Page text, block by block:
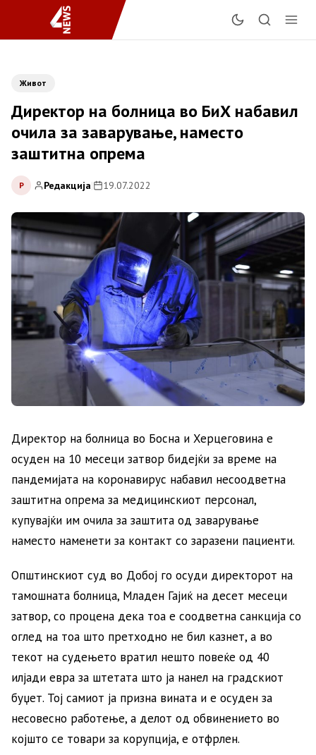
Живот
Директор на болница во БиХ набавил
очила за заварување, наместо
заштитна опрема
Р Редакција| 19.07.2022
Директор на болница во Босна и Херцеговина е
осуден на 10 месеци затвор бидејќи за време на
пандемијата на коронавирус набавил несоодветна
заштитна опрема за медицинскиот персонал,
купувајќи им очила за заштита од заварување
наместо наменети за контакт со заразени пациенти.
Општинскиот суд во Добој го осуди директорот на
тамошната болница, Младен Гајиќ на десет месеци
затвор, со процена дека тоа е соодветна санкција со
оглед на тоа што претходно не бил казнет, ​​а во
текот на судењето вратил нешто повеќе од 40
илјади евра за штетата што ја нанел на градскиот
буџет. Тој самиот ја призна вината и е осуден за
несовесно работење, а делот од обвинението во
којшто се товари за корупција, е отфрлен.